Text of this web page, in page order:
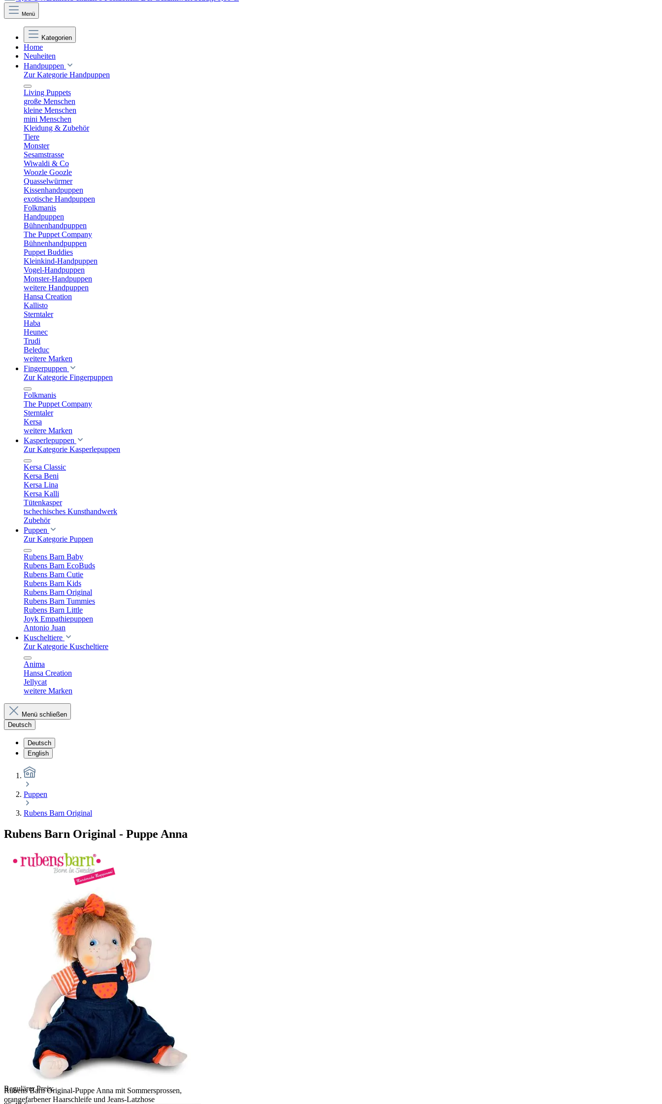
Menü
Kategorien
Home
Neuheiten
Handpuppen
Zur Kategorie Handpuppen
Living Puppets
große Menschen
kleine Menschen
mini Menschen
Kleidung & Zubehör
Tiere
Monster
Sesamstrasse
Wiwaldi & Co
Woozle Goozle
Quasselwürmer
Kissenhandpuppen
exotische Handpuppen
Folkmanis
Handpuppen
Bühnenhandpuppen
The Puppet Company
Bühnenhandpuppen
Puppet Buddies
Kleinkind-Handpuppen
Vogel-Handpuppen
Monster-Handpuppen
weitere Handpuppen
Hansa Creation
Kallisto
Sterntaler
Haba
Heunec
Trudi
Beleduc
weitere Marken
Fingerpuppen
Zur Kategorie Fingerpuppen
Folkmanis
The Puppet Company
Sterntaler
Kersa
weitere Marken
Kasperlepuppen
Zur Kategorie Kasperlepuppen
Kersa Classic
Kersa Beni
Kersa Lina
Kersa Kalli
Tütenkasper
tschechisches Kunsthandwerk
Zubehör
Puppen
Zur Kategorie Puppen
Rubens Barn Baby
Rubens Barn EcoBuds
Rubens Barn Cutie
Rubens Barn Kids
Rubens Barn Original
Rubens Barn Tummies
Rubens Barn Little
Joyk Empathiepuppen
Antonio Juan
Kuscheltiere
Zur Kategorie Kuscheltiere
Anima
Hansa Creation
Jellycat
weitere Marken
Menü schließen
Deutsch
Deutsch
English
Puppen
Rubens Barn Original
Rubens Barn Original - Puppe Anna
Rubens Barn Original-Puppe Anna mit Sommersprossen,
orangefarbener Haarschleife und Jeans-Latzhose
Regulärer Preis: